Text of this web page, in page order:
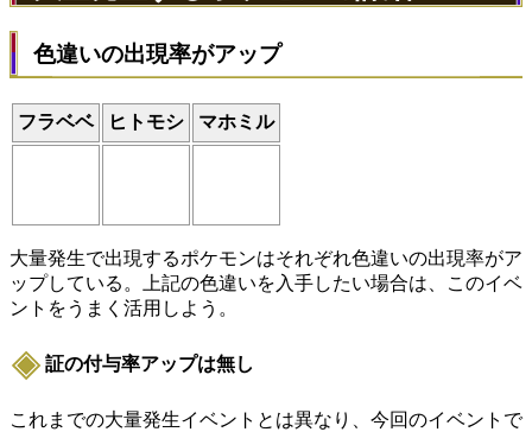
色違いの出現率がアップ
フラベベ ヒトモシ マホミル
大量発生で出現するポケモンはそれぞれ色違いの出現率がア
ップしている。上記の色違いを入手したい場合は、このイベ
ントをうまく活用しよう。
証の付与率アップは無し
これまでの大量発生イベントとは異なり、今回のイベントで